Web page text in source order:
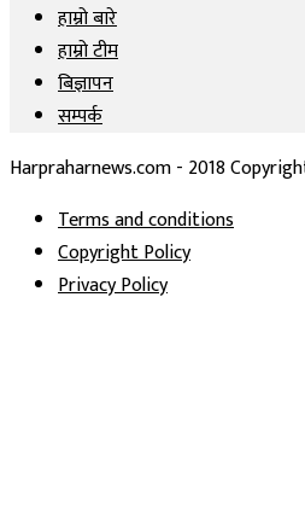
हाम्रो बारे
हाम्रो टीम
बिज्ञापन
सम्पर्क
Harpraharnews.com - 2018
Terms and conditions
Copyright Policy
Privacy Policy